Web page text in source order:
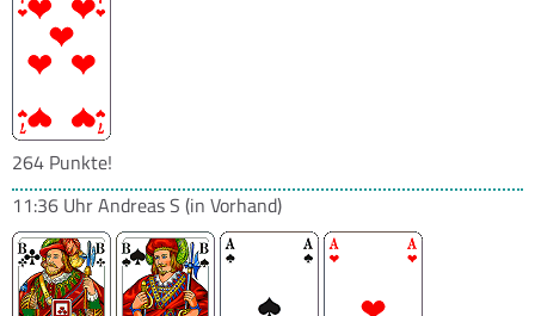
264 Punkte!
11:36 UhrAndreas S (in Vorhand)